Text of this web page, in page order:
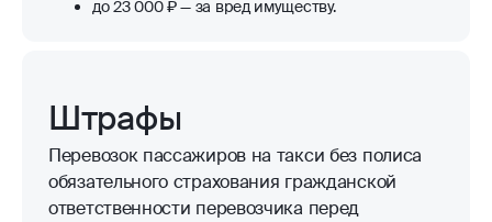
до 23 000 ₽ — за вред имуществу.
Штрафы
Перевозок пассажиров на такси без полиса
обязательного страхования гражданской
ответственности перевозчика перед